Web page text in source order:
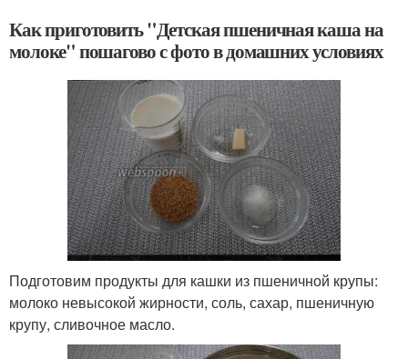
Как приготовить "Детская пшеничная каша на
молоке" пошагово с фото в домашних условиях
Подготовим продукты для кашки из пшеничной крупы:
молоко невысокой жирности, соль, сахар, пшеничную
крупу, сливочное масло.